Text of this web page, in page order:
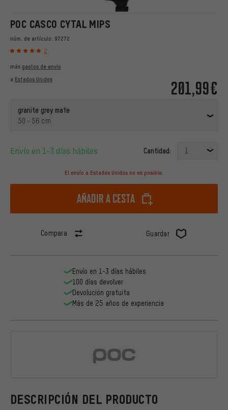
POC CASCO CYTAL MIPS
núm. de artículo: 97272
2
201,99€
más gastos de envío
a Estados Unidos
granite grey mate
50 - 56 cm
Envío en 1-3 días hábiles Cantidad: 1
El envío a Estados Unidos no es posible.
Añadir a cesta
Compara Guardar
DESCRIPCIÓN DEL PRODUCTO
Envío en 1-3 días hábiles
100 días devolver
Devolución gratuita
Más de 25 años de experiencia